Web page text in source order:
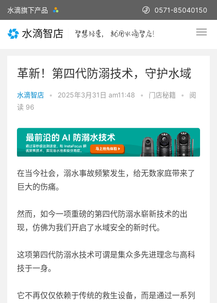
水滴旗下产品 0571-85040150
革新！第四代防溺技术，守护水域
水滴智店 • 2025年3月31日 am11:48 • 门店秘籍 •
阅
读 96
在当今社会，溺水事故频繁发生，给无数家庭带来了
巨大的伤痛。
然而，如今一项重磅的第四代防溺水崭新技术的出
现，仿佛为我们开启了水域安全的新时代。
这项第四代防溺水技术可谓是集众多先进理念与高科
技于一身。
它不再仅仅依赖于传统的救生设备，而是通过一系列